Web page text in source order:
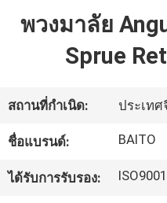
เกี่ยว
กับ
เรา
พวงมาลัย
Sprue
สถานที่กำเนิด: ประเท
ชื่อแบรนด์: BAITO
ได้รับการรับรอง: ISO9001